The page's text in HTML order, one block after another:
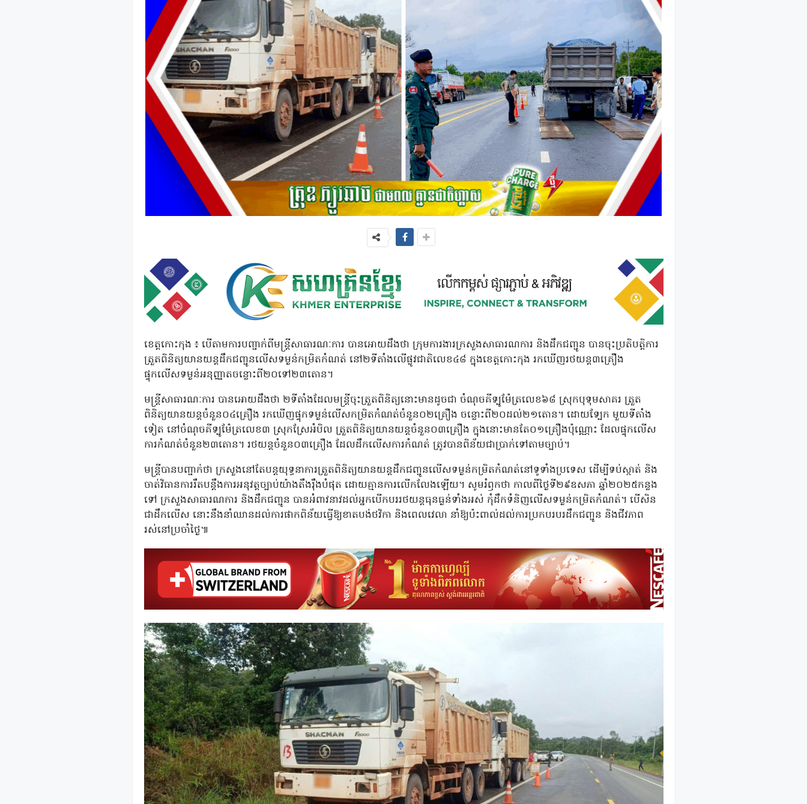
ខេត្តកោះកុង ៖ បើតាមការបញ្ជាក់ពីមន្ត្រីសាធារណៈការ បានអោយដឹងថា ក្រុមការងារក្រសួងសាធារណការ និងដឹកជញ្ជូន បានចុះប្រតិបត្តិការ
ត្រួតពិនិត្យយានយន្តដឹកជញ្ជូនលើសទម្ងន់កម្រិតកំណត់ នៅ២ទីតាំងលើផ្លូវជាតិលេខ៤៨ ក្នុងខេត្តកោះកុង រកឃើញរថយន្ត៣គ្រឿង
ផ្ទុកលើសទម្ងន់អនុញ្ញាតចន្លោះពី២០ទៅ២៣តោន។
មន្ត្រីសាធារណៈការ បានអោយដឹងថា ២ទីតាំងដែលមន្ត្រីចុះត្រួតពិនិត្យនោះមានដូចជា ចំណុចគីទ្បូម៉ែត្រលេខ៦៨ ស្រុកបុទុមសាគរ ត្រួត
ពិនិត្យយានយន្តចំនួន០៤គ្រឿង រកឃើញផ្ទុកទម្ងន់លើសកម្រិតកំណត់ចំនួន០២គ្រឿង ចន្លោះពី២០ដល់២១តោន។ ដោយទ្បែក មួយទីតាំង
ទៀត នៅចំណុចគីទ្បូម៉ែត្រលេខ៣ ស្រុកស្រែអំបិល ត្រួតពិនិត្យយានយន្តចំនួន០៣គ្រឿង ក្នុងនោះមានតែ០១គ្រឿងប៉ុណ្ណោះ ដែលផ្ទុកលើស
ការកំណត់ចំនួន២៣តោន។ រថយន្តចំនួន០៣គ្រឿង ដែលដឹកលើសការកំណត់ ត្រូវបានពិន័យជាប្រាក់ទៅតាមច្បាប់។
មន្ត្រីបានបញ្ជាក់ថា ក្រសួងនៅតែបន្តយុទ្ធនាការត្រួតពិនិត្យយានយន្តដឹកជញ្ជូនលើសទម្ងន់កម្រិតកំណត់នៅទូទាំងប្រទេស ដើម្បីទប់ស្កាត់ និង
ចាត់វិធានការរឹតបន្តឹងការអនុវត្តច្បាប់យ៉ាងតឹងរ៉ឹងបំផុត ដោយគ្មានការលើកលែងឡើយ។ សូមរំឭកថា កាលពីថ្ងៃទី២៩ឧសភា ឆ្នាំ២០២៥កន្លង
ទៅ ក្រសួងសាធារណការ និងដឹកជញ្ជូន បានអំពាវនាវដល់អ្នកបើកបររថយន្តធុនធ្ងន់ទាំងអស់ កុំដឹកទំនិញលើសទម្ងន់កម្រិតកំណត់។ បើសិន
ជាដឹកលើស នោះនឹងនាំឈានដល់ការផាកពិន័យធ្វើឱ្យខាតបង់ថវិកា និងពេលវេលា នាំឱ្យប៉ះពាល់ដល់ការប្រកបរបរដឹកជញ្ជូន និងជីវភាព
រស់នៅប្រចាំថ្ងៃ៕